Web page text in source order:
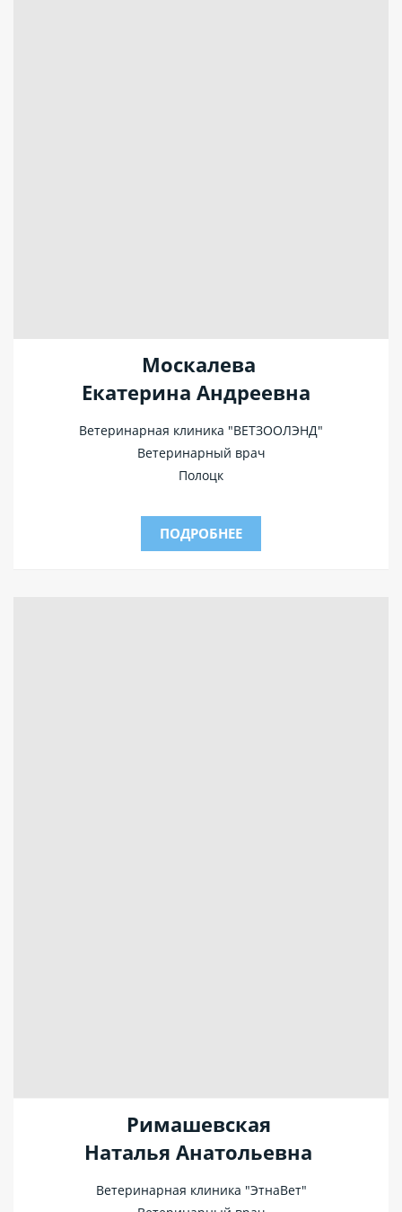
Москалева
Екатерина Андреевна
Ветеринарная клиника "ВЕТЗООЛЭНД"
Ветеринарный врач
Полоцк
ПОДРОБНЕЕ
Римашевская
Наталья Анатольевна
Ветеринарная клиника "ЭтнаВет"